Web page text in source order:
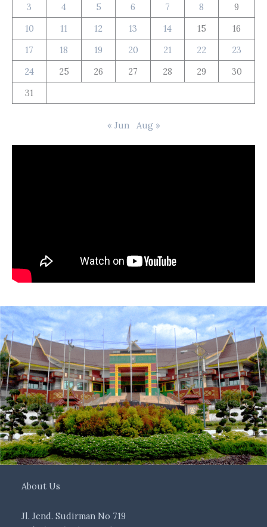
3
4 5 6 7 8
9
10
11 12 13 14 15
16
17
18 19 20 21 22
23
24
25 26 27 28 29
30
31
« Jun Aug »
About Us
Jl. Jend. Sudirman No 719